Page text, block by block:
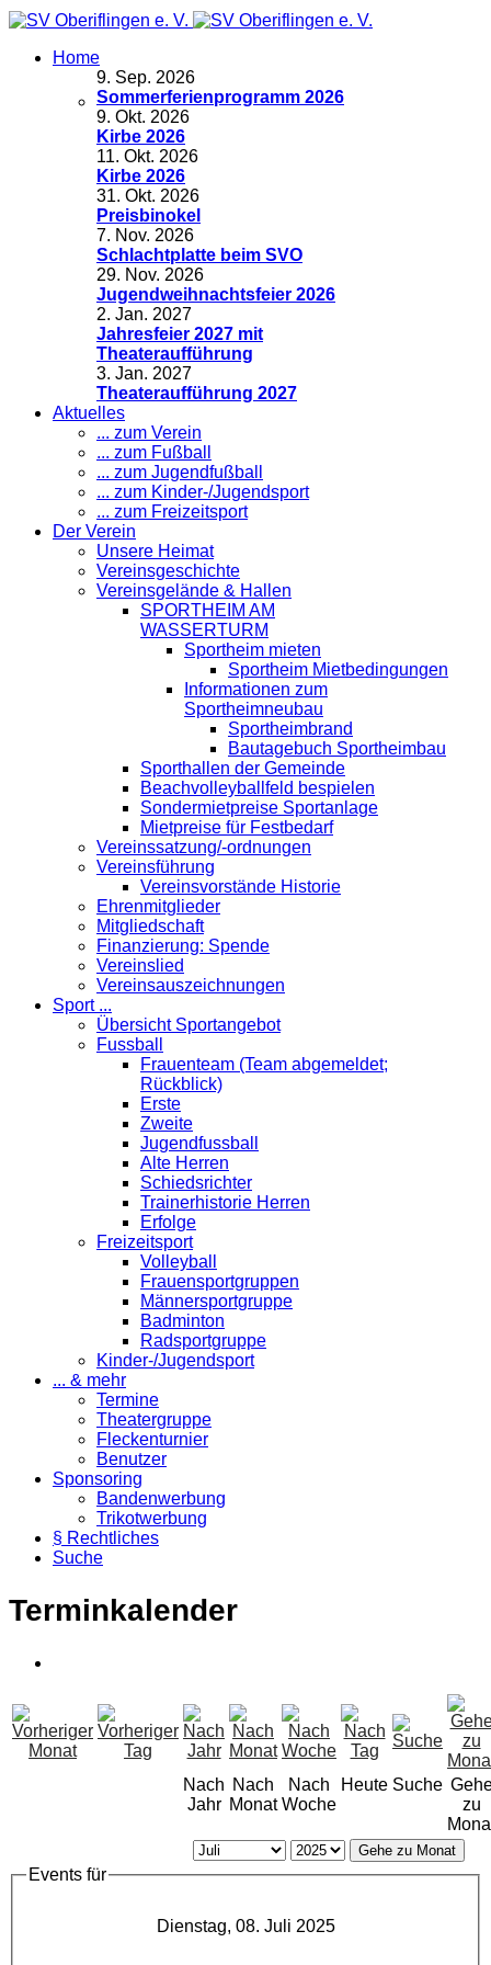
Home
9. Sep. 2026
Sommerferienprogramm 2026
9. Okt. 2026
Kirbe 2026
11. Okt. 2026
Kirbe 2026
31. Okt. 2026
Preisbinokel
7. Nov. 2026
Schlachtplatte beim SVO
29. Nov. 2026
Jugendweihnachtsfeier 2026
2. Jan. 2027
Jahresfeier 2027 mit
Theateraufführung
3. Jan. 2027
Theateraufführung 2027
Aktuelles
... zum Verein
... zum Fußball
... zum Jugendfußball
... zum Kinder-/Jugendsport
... zum Freizeitsport
Der Verein
Unsere Heimat
Vereinsgeschichte
Vereinsgelände & Hallen
SPORTHEIM AM
WASSERTURM
Sportheim mieten
Sportheim Mietbedingungen
Informationen zum
Sportheimneubau
Sportheimbrand
Bautagebuch Sportheimbau
Sporthallen der Gemeinde
Beachvolleyballfeld bespielen
Sondermietpreise Sportanlage
Mietpreise für Festbedarf
Vereinssatzung/-ordnungen
Vereinsführung
Vereinsvorstände Historie
Ehrenmitglieder
Mitgliedschaft
Finanzierung: Spende
Vereinslied
Vereinsauszeichnungen
Sport ...
Übersicht Sportangebot
Fussball
Frauenteam (Team abgemeldet;
Rückblick)
Erste
Zweite
Jugendfussball
Alte Herren
Schiedsrichter
Trainerhistorie Herren
Erfolge
Freizeitsport
Volleyball
Frauensportgruppen
Männersportgruppe
Badminton
Radsportgruppe
Kinder-/Jugendsport
... & mehr
Termine
Theatergruppe
Fleckenturnier
Benutzer
Sponsoring
Bandenwerbung
Trikotwerbung
§ Rechtliches
Suche
Terminkalender
Nach
Jahr
Nach
Monat
Nach
Woche
Heute Suche
zu
Gehe zu Monat
Events für
Dienstag, 08. Juli 2025